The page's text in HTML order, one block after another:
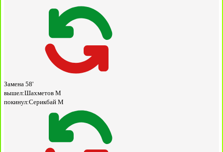
Замена 58'
вышел:Шахметов М
покинул:Серикбай М